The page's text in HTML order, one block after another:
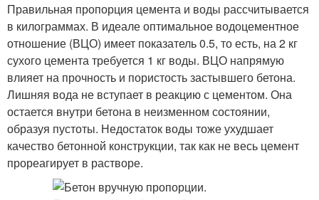
Правильная пропорция цемента и воды рассчитывается
в килограммах. В идеале оптимальное водоцементное
отношение (ВЦО) имеет показатель 0.5, то есть, на 2 кг
сухого цемента требуется 1 кг воды. ВЦО напрямую
влияет на прочность и пористость застывшего бетона.
Лишняя вода не вступает в реакцию с цементом. Она
остается внутри бетона в неизменном состоянии,
образуя пустоты. Недостаток воды тоже ухудшает
качество бетонной конструкции, так как не весь цемент
прореагирует в растворе.